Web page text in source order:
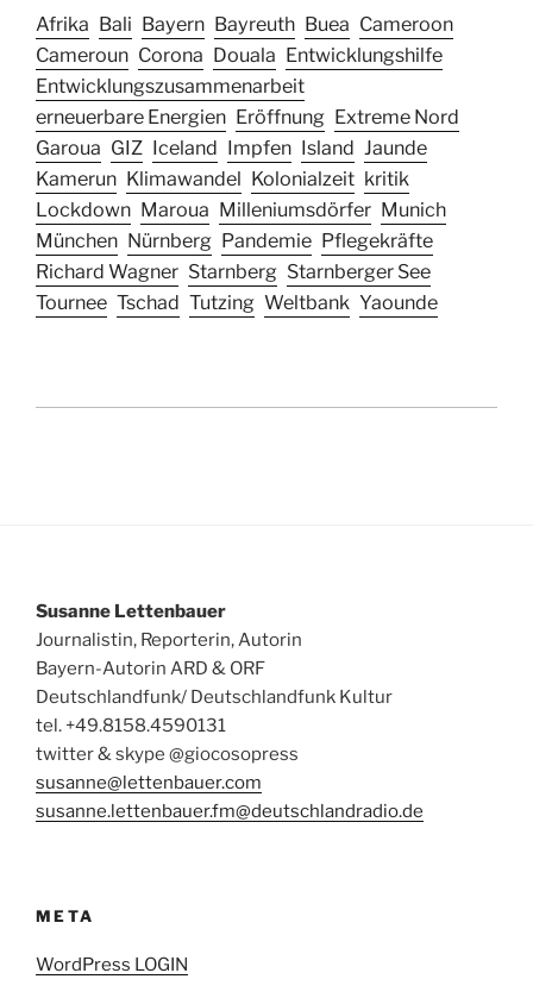
Afrika Bali Bayern Bayreuth Buea Cameroon
Cameroun Corona Douala Entwicklungshilfe
Entwicklungszusammenarbeit
erneuerbare Energien Eröffnung Extreme Nord
Garoua GIZ Iceland Impfen Island Jaunde
Kamerun Klimawandel Kolonialzeit kritik
Lockdown Maroua Milleniumsdörfer Munich
München Nürnberg Pandemie Pflegekräfte
Richard Wagner Starnberg Starnberger See
Tournee Tschad Tutzing Weltbank Yaounde
Susanne Lettenbauer
Journalistin, Reporterin, Autorin
Bayern-Autorin ARD & ORF
Deutschlandfunk/ Deutschlandfunk Kultur
tel. +49.8158.4590131
twitter & skype @giocosopress
susanne@lettenbauer.com
susanne.lettenbauer.fm@deutschlandradio.de
META
WordPress LOGIN